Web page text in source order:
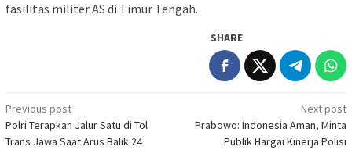
fasilitas militer AS di Timur Tengah.
SHARE
Post
navigation
Previous post
Polri Terapkan Jalur Satu di Tol
Trans Jawa Saat Arus Balik 24
Next post
Prabowo: Indonesia Aman, Minta
Publik Hargai Kinerja Polisi